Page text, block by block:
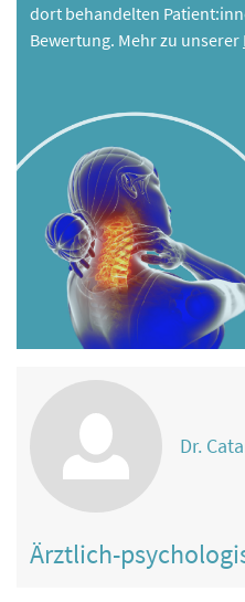
dort behandelten
Bewertung. Mehr zu unserer
Dr.
Ärztlich-